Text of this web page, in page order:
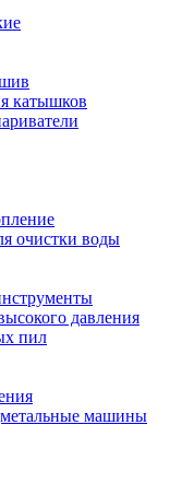
катышков
очистки воды
давления
пил
машины